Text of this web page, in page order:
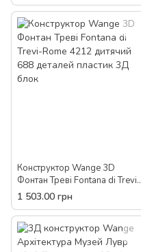
Конструктор Wange 3D
Фонтан Треві Fontana di Trevi-
Rome 4212 дитячий 688
деталей пластик 3Д блок
1 503.00 грн